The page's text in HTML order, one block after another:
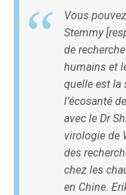
Vous
Stemmy
de
humains et
quelle est la
l’écosanté
avec le Dr
virologie de
des
chez les
en Chine.